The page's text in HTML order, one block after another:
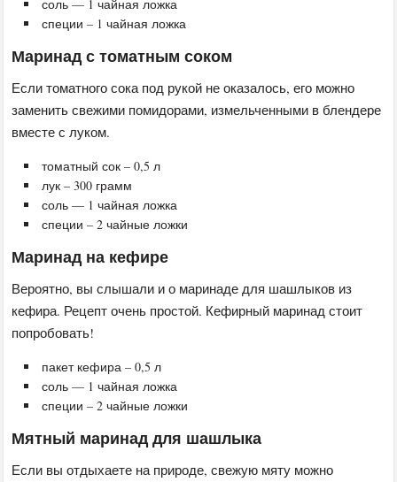
соль — 1 чайная ложка
специи – 1 чайная ложка
Маринад с томатным соком
Если томатного сока под рукой не оказалось, его можно
заменить свежими помидорами, измельченными в блендере
вместе с луком.
томатный сок – 0,5 л
лук – 300 грамм
соль — 1 чайная ложка
специи – 2 чайные ложки
Маринад на кефире
Вероятно, вы слышали и о маринаде для шашлыков из
кефира. Рецепт очень простой. Кефирный маринад стоит
попробовать!
пакет кефира – 0,5 л
соль — 1 чайная ложка
специи – 2 чайные ложки
Мятный маринад для шашлыка
Если вы отдыхаете на природе, свежую мяту можно